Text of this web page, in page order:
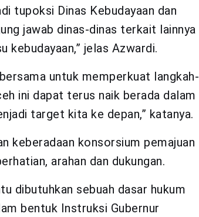
tupoksi Dinas Kebudayaan dan
jawab dinas-dinas terkait lainnya
kebudayaan,” jelas Azwardi.
untuk memperkuat langkah-
ini dapat terus naik berada dalam
target kita ke depan,” katanya.
keberadaan konsorsium pemajuan
arahan dan dukungan.
dibutuhkan sebuah dasar hukum
bentuk Instruksi Gubernur